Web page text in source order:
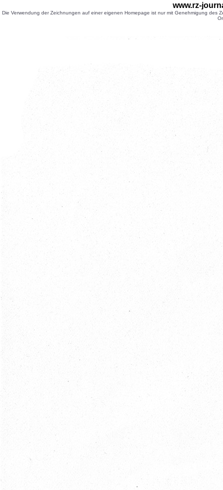
www.rz-
Die Verwendung der Zeichnungen auf einer eigenen Homepage ist nur mit Genehmigung